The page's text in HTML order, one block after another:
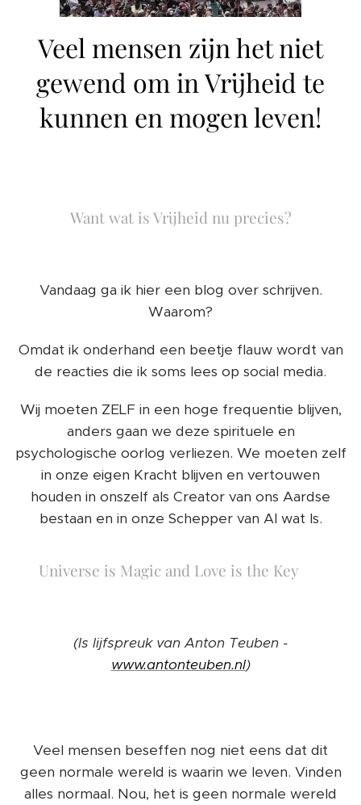
Veel mensen zijn het niet
gewend om in Vrijheid te
kunnen en mogen leven!
Want wat is Vrijheid nu precies?
Vandaag ga ik hier een blog over schrijven.
Waarom?
Omdat ik onderhand een beetje flauw wordt van
de reacties die ik soms lees op social media.
Wij moeten ZELF in een hoge frequentie blijven,
anders gaan we deze spirituele en
psychologische oorlog verliezen. We moeten zelf
in onze eigen Kracht blijven en vertouwen
houden in onszelf als Creator van ons Aardse
bestaan en in onze Schepper van Al wat Is.
Universe is Magic and Love is the Key ❤️
(Is lijfspreuk van Anton Teuben -
www.antonteuben.nl)
Veel mensen beseffen nog niet eens dat dit
geen normale wereld is waarin we leven. Vinden
alles normaal. Nou, het is geen normale wereld